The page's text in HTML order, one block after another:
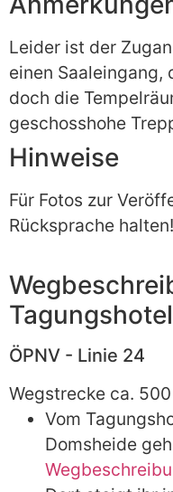
Leider ist der
einen Saaleingang,
doch die
geschosshohe
Hinweise
Für Fotos zur
Rücksprache halten!
ÖPNV - Linie 24
Wegstrecke ca.
Vom
Domsheide